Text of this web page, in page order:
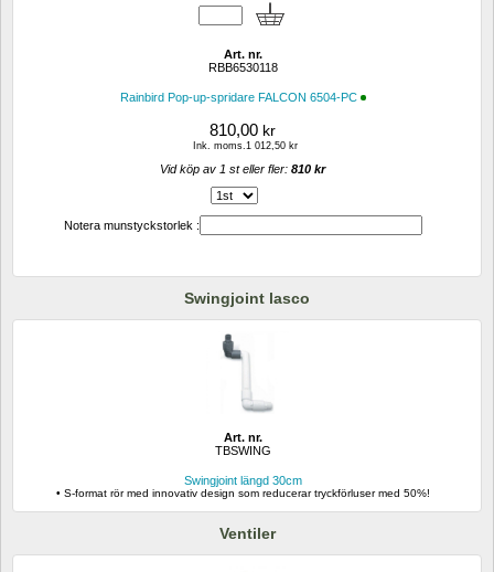
Art. nr.
RBB6530118
Rainbird Pop-up-spridare FALCON 6504-PC
810,00 kr
Ink. moms.1 012,50 kr
Vid köp av 1 st eller fler: 810 kr
Notera munstyckstorlek :
Swingjoint lasco
Art. nr.
TBSWING
Swingjoint längd 30cm
• S-format rör med innovativ design som reducerar tryckförluser med 50%!
Ventiler